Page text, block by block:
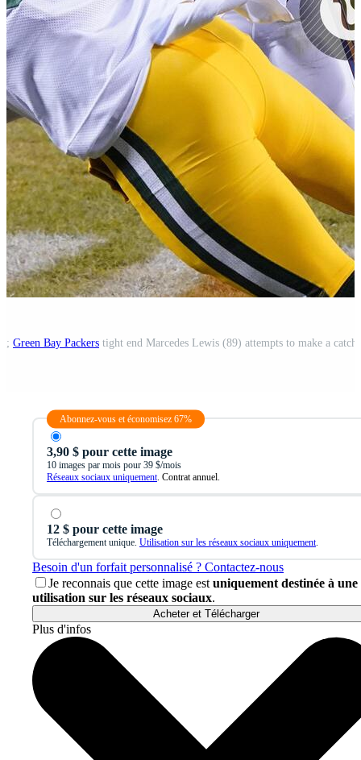
Green Bay Packers tight end Marcedes Lewis (89) attempts to make a
Abonnez-vous et économisez 67%
3,90 $ pour cette image
10 images par mois pour 39 $/mois
Réseaux sociaux uniquement. Contrat annuel.
12 $ pour cette image
Téléchargement unique. Utilisation sur les réseaux sociaux uniquement.
Besoin d'un forfait personnalisé ? Contactez-nous
Je reconnais que cette image est uniquement destinée à une
utilisation sur les réseaux sociaux.
Acheter et Télécharger
Plus d'infos